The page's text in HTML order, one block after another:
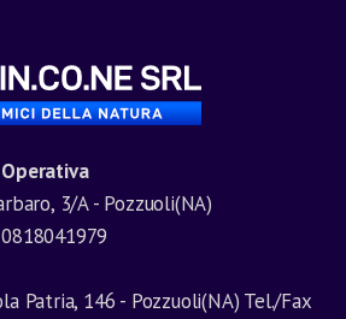
3/A - Pozzuoli(NA)
Patria, 146 - Pozzuoli(NA) Tel./Fax